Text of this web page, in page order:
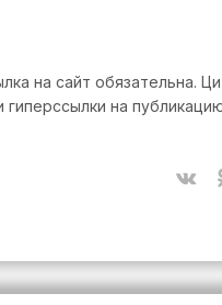
на сайт обязательна.
на